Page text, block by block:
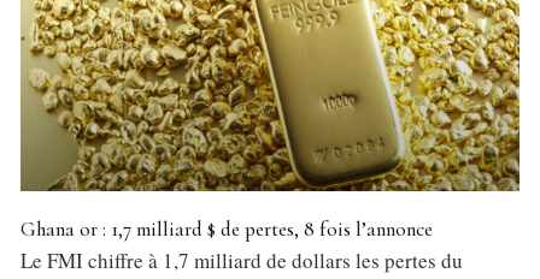
Ghana or : 1,7 milliard $ de pertes, 8 fois l’annonce
Le FMI chiffre à 1,7 milliard de dollars les pertes du